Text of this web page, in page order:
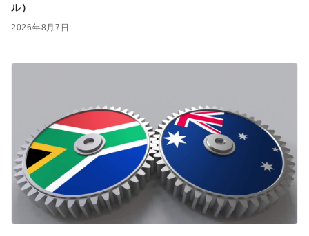
ル）
2026年8月7日